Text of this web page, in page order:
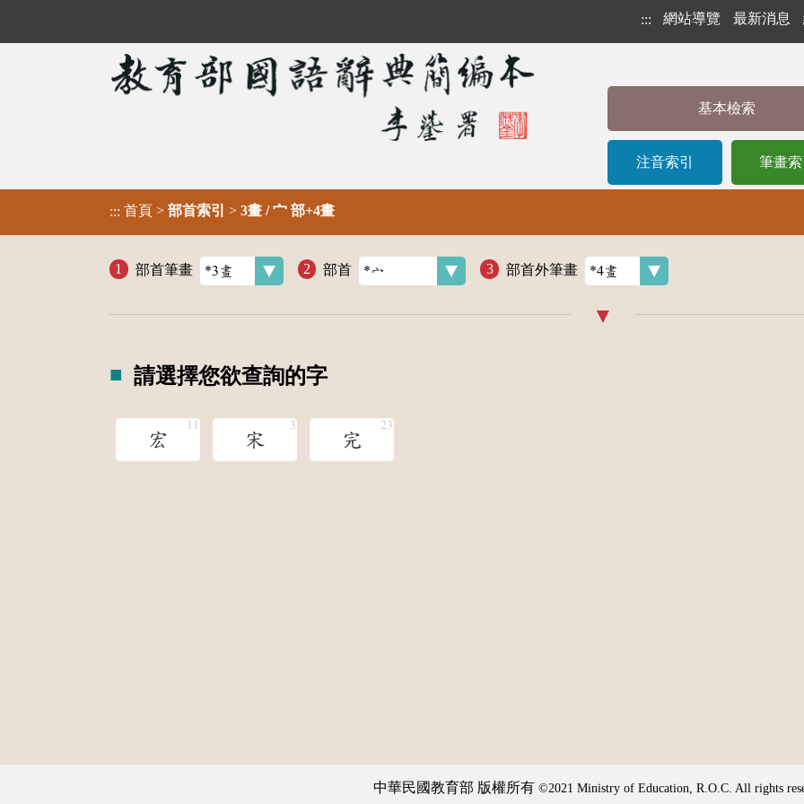
::: 網站導覽 最新消息
基本檢索
注音索引 筆畫索
::: 首頁 > 部首索引 > 3畫 / 宀 部+4畫
部首筆畫 部首 部首外筆畫
請選擇您欲查詢的字
宏 宋 完
中華民國教育部 版權所有 ©2021 Ministry of Education, R.O.C. All rights